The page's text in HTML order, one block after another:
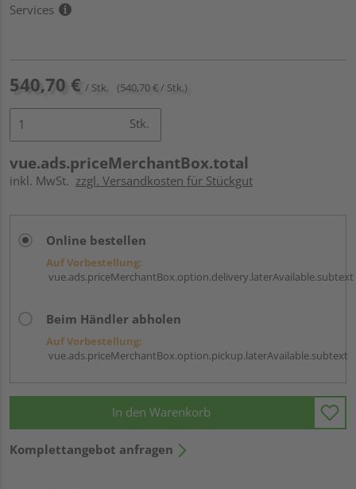
Services
540,70 € / Stk. (540,70 € / Stk.)
Stk.
vue.ads.priceMerchantBox.total
inkl. MwSt. zzgl. Versandkosten für Stückgut
Online bestellen
Auf Vorbestellung:
vue.ads.priceMerchantBox.option.delivery.laterAvailable.subtext
Beim Händler abholen
Auf Vorbestellung:
vue.ads.priceMerchantBox.option.pickup.laterAvailable.subtext
In den Warenkorb
Komplettangebot anfragen